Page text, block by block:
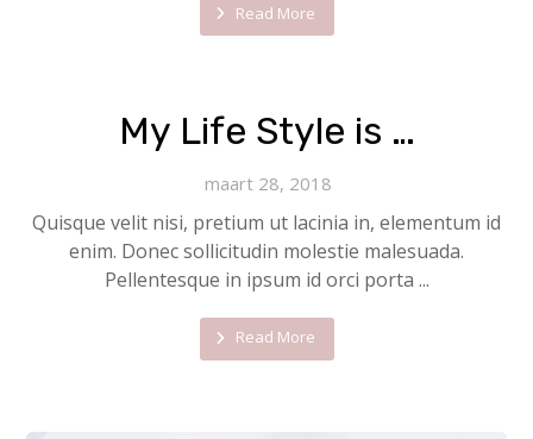
Read More
My Life Style is …
maart 28, 2018
Quisque velit nisi, pretium ut lacinia in, elementum id
enim. Donec sollicitudin molestie malesuada.
Pellentesque in ipsum id orci porta ...
Read More